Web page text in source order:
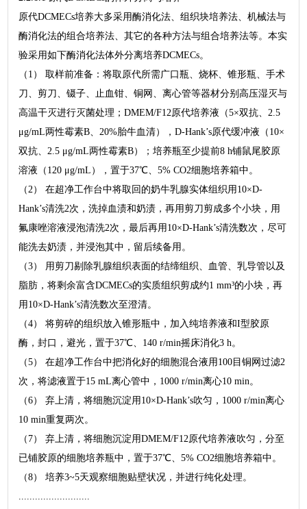
原代DCMECs培养大多采用酶消化法、组织块培养法、机械法与
酶消化法的组合培养法、其它的各种方法与组合培养法等。本实
验采用如下酶消化法体外分离培养DCMECs。
（1） 取样前准备：将取原代所需广口瓶、烧杯、锥形瓶、手术
刀、剪刀、镊子、止血钳、铜网、离心管等器材分别高压湿灭与
高温干灭进行灭菌处理；DMEM/F12原代培养液（5×双抗、2.5
μg/mL两性霉素B、20%胎牛血清），D-Hank’s原代缓冲液（10×
双抗、2.5 μg/mL两性霉素B）；培养瓶至少提前8 h铺鼠尾胶原
溶液（120 μg/mL），置于37℃、5% CO2细胞培养箱中。
（2） 在超净工作台中将取回的奶牛乳腺实体组织用10×D-
Hank’s清洗2次，洗掉血渍和奶渍，再用剪刀剪成多个小块，用
氟康唑溶液浸泡清洗2次，最后再用10×D-Hank’s清洗数次，尽可
能洗去奶渍，并浸泡其中，留后续备用。
（3） 用剪刀剔除乳腺组织表面的结缔组织、血管、乳导管以及
脂肪，将剩余富含DCMECs的实质组织剪成约1 mm³的小块，再
用10×D-Hank’s清洗数次至澄清。
（4） 将剪碎的组织放入锥形瓶中，加入纯培养液和I型胶原
酶，封口，避光，置于37℃、140 r/min摇床消化3 h。
（5） 在超净工作台中把消化好的细胞混合液用100目铜网过滤2
次，将滤液置于15 mL离心管中，1000 r/min离心10 min。
（6） 弃上清，将细胞沉淀用10×D-Hank’s吹匀，1000 r/min离心
10 min重复两次。
（7） 弃上清，将细胞沉淀用DMEM/F12原代培养液吹匀，分至
已铺胶原的细胞培养瓶中，置于37℃、5% CO2细胞培养箱中。
（8） 培养3~5天观察细胞贴壁状况，并进行纯化处理。
..........................